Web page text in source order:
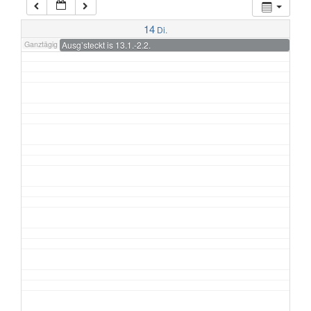
14 Di.
Ganztägig Ausg’steckt is 13.1.-2.2.
7:00